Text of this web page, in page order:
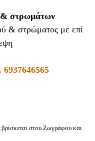
& στρωμάτων
& στρώματος με επί
6937646565
βρίσκεται στου Ζωγράφου και